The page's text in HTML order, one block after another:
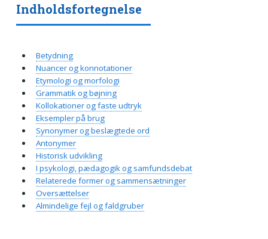
Indholdsfortegnelse
Betydning
Nuancer og konnotationer
Etymologi og morfologi
Grammatik og bøjning
Kollokationer og faste udtryk
Eksempler på brug
Synonymer og beslægtede ord
Antonymer
Historisk udvikling
I psykologi, pædagogik og samfundsdebat
Relaterede former og sammensætninger
Oversættelser
Almindelige fejl og faldgruber